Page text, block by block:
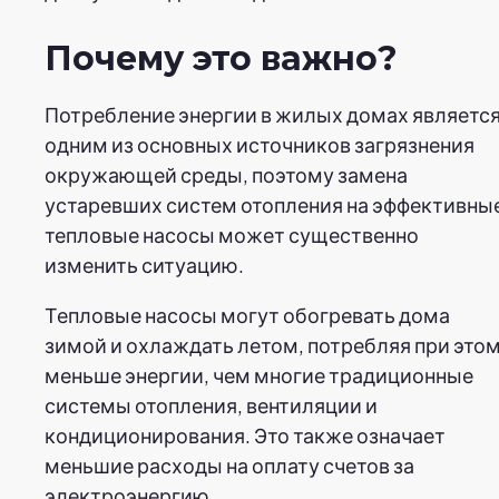
Почему это важно?
Потребление энергии в жилых домах является
одним из основных источников загрязнения
окружающей среды, поэтому замена
устаревших систем отопления на
тепловые насосы может существенно
изменить ситуацию.
Тепловые насосы могут обогревать дома
зимой и охлаждать летом, потребляя при этом
меньше энергии, чем многие традиционные
системы отопления, вентиляции и
кондиционирования. Это также означает
меньшие расходы на оплату счетов за